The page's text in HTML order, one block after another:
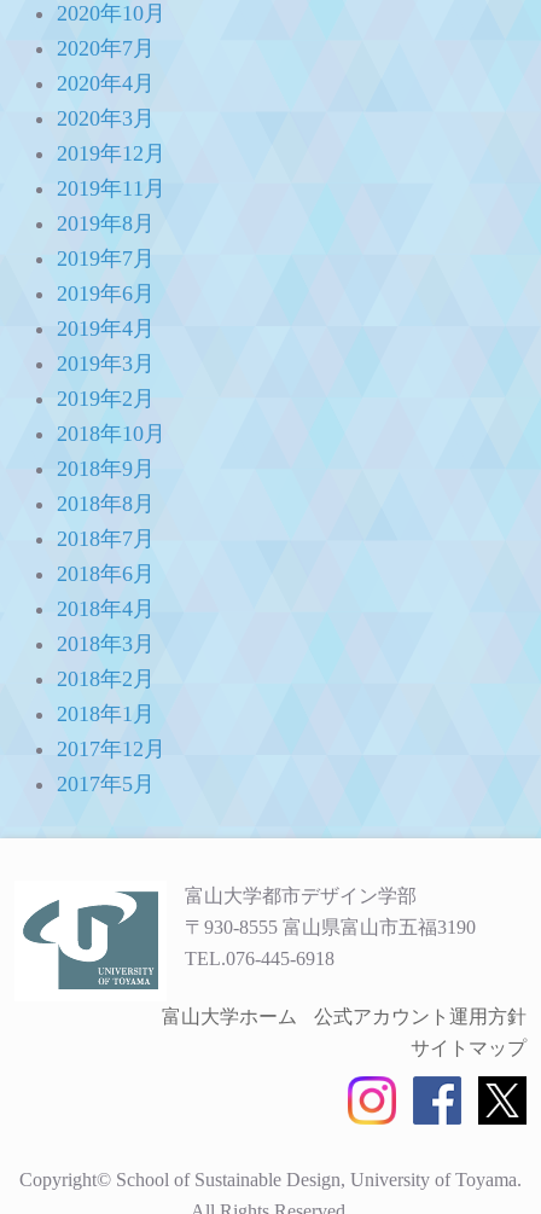
2020年10月
2020年7月
2020年4月
2020年3月
2019年12月
2019年11月
2019年8月
2019年7月
2019年6月
2019年4月
2019年3月
2019年2月
2018年10月
2018年9月
2018年8月
2018年7月
2018年6月
2018年4月
2018年3月
2018年2月
2018年1月
2017年12月
2017年5月
富山大学都市デザイン学部
〒930-8555 富山県富山市五福3190
TEL.076-445-6918
公式アカウント運用方針
富山大学ホーム
サイトマップ
Copyright© School of Sustainable Design, University of Toyama.